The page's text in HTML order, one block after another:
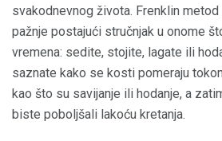
svakodnevnog života. Frenklin
pažnje postajući stručnjak u onome
vremena: sedite, stojite, lagate ili
saznate kako se kosti pomeraju
kao što su savijanje ili hodanje, a
biste poboljšali lakoću kretanja.